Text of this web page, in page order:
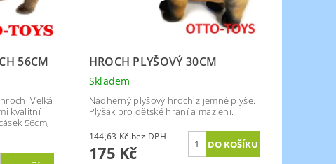
56CM
Velká
kvalitní
56cm,
HROCH PLYŠOVÝ 30CM
Skladem
Nádherný plyšový hroch z jemné plyše.
Plyšák pro dětské hraní a mazlení.
144,63 Kč bez DPH
175 Kč